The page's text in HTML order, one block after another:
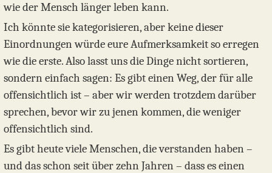
wie der Mensch länger leben kann.
Ich könnte sie kategorisieren, aber keine dieser
Einordnungen würde eure Aufmerksamkeit so erregen
wie die erste. Also lasst uns die Dinge nicht sortieren,
sondern einfach sagen: Es gibt einen Weg, der für alle
offensichtlich ist – aber wir werden trotzdem darüber
sprechen, bevor wir zu jenen kommen, die weniger
offensichtlich sind.
Es gibt heute viele Menschen, die verstanden haben –
und das schon seit über zehn Jahren – dass es einen